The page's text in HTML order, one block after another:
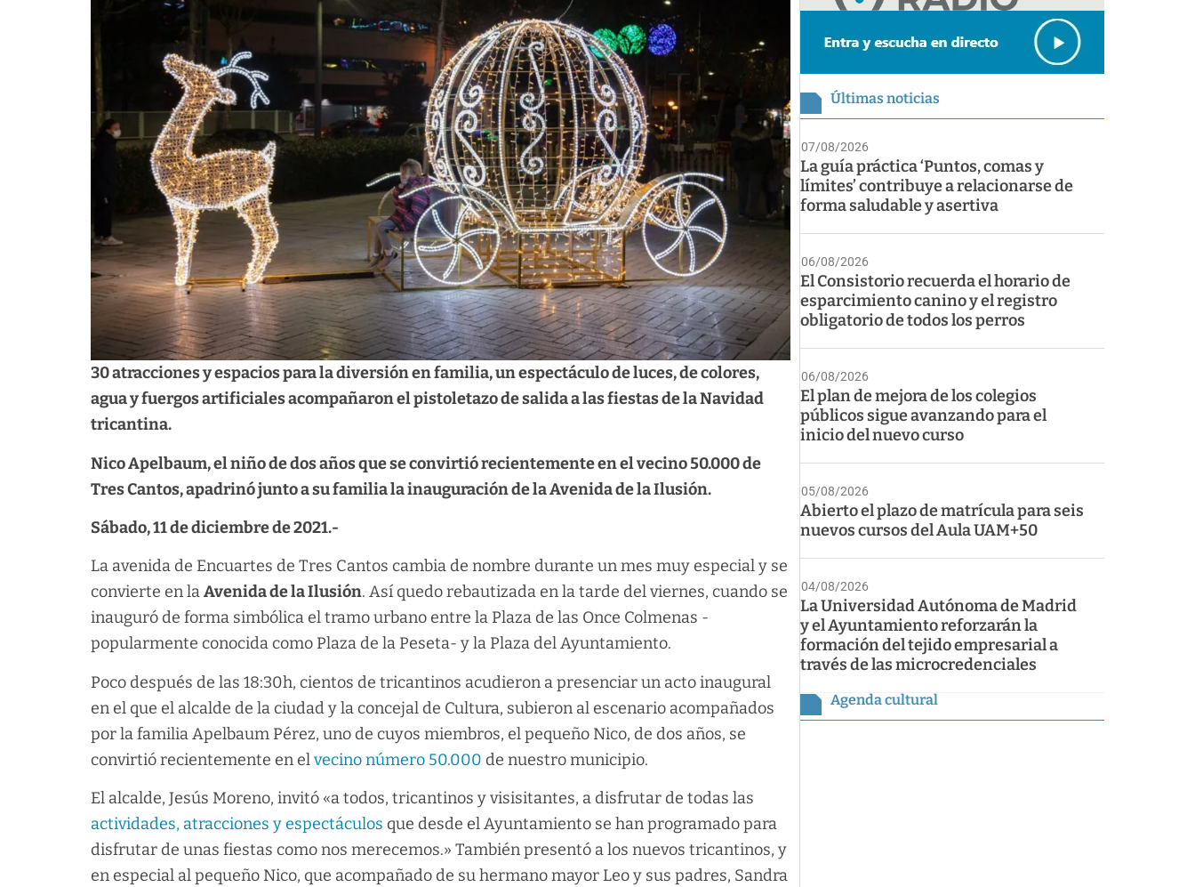
30 atracciones y espacios para la diversión en familia, un espectáculo de luces, de colores,
agua y fuergos artificiales acompañaron el pistoletazo de salida a las fiestas de la Navidad
tricantina.
Nico Apelbaum, el niño de dos años que se convirtió recientemente en el vecino 50.000 de
Tres Cantos, apadrinó junto a su familia la inauguración de la Avenida de la Ilusión.
Sábado, 11 de diciembre de 2021.-
La avenida de Encuartes de Tres Cantos cambia de nombre durante un mes muy especial y se
convierte en laAvenida de la Ilusión. Así quedo rebautizada en la tarde del viernes, cuando se
inauguró de forma simbólica el tramo urbano entre la Plaza de las Once Colmenas -
popularmente conocida como Plaza de la Peseta- y la Plaza del Ayuntamiento.
Poco después de las 18:30h, cientos de tricantinos acudieron a presenciar un acto inaugural
en el que el alcalde de la ciudad y la concejal de Cultura, subieron al escenario acompañados
por la familia Apelbaum Pérez, uno de cuyos miembros, el pequeño Nico, de dos años, se
convirtió recientemente en elvecino número 50.000 de nuestro municipio.
El alcalde, Jesús Moreno, invitó «a todos, tricantinos y visisitantes, a disfrutar de todas las
actividades, atracciones y espectáculos que desde el Ayuntamiento se han programado para
disfrutar de unas fiestas como nos merecemos.» También presentó a los nuevos tricantinos, y
en especial al pequeño Nico, que acompañado de su hermano mayor Leo y sus padres, Sandra
Últimas noticias
07/08/2026
La guía práctica ‘Puntos, comas y
límites’ contribuye a relacionarse de
forma saludable y asertiva
06/08/2026
El Consistorio recuerda el horario de
esparcimiento canino y el registro
obligatorio de todos los perros
06/08/2026
El plan de mejora de los colegios
públicos sigue avanzando para el
inicio del nuevo curso
05/08/2026
Abierto el plazo de matrícula para seis
nuevos cursos del Aula UAM+50
04/08/2026
La Universidad Autónoma de Madrid
y el Ayuntamiento reforzarán la
formación del tejido empresarial a
través de las microcredenciales
Agenda cultural